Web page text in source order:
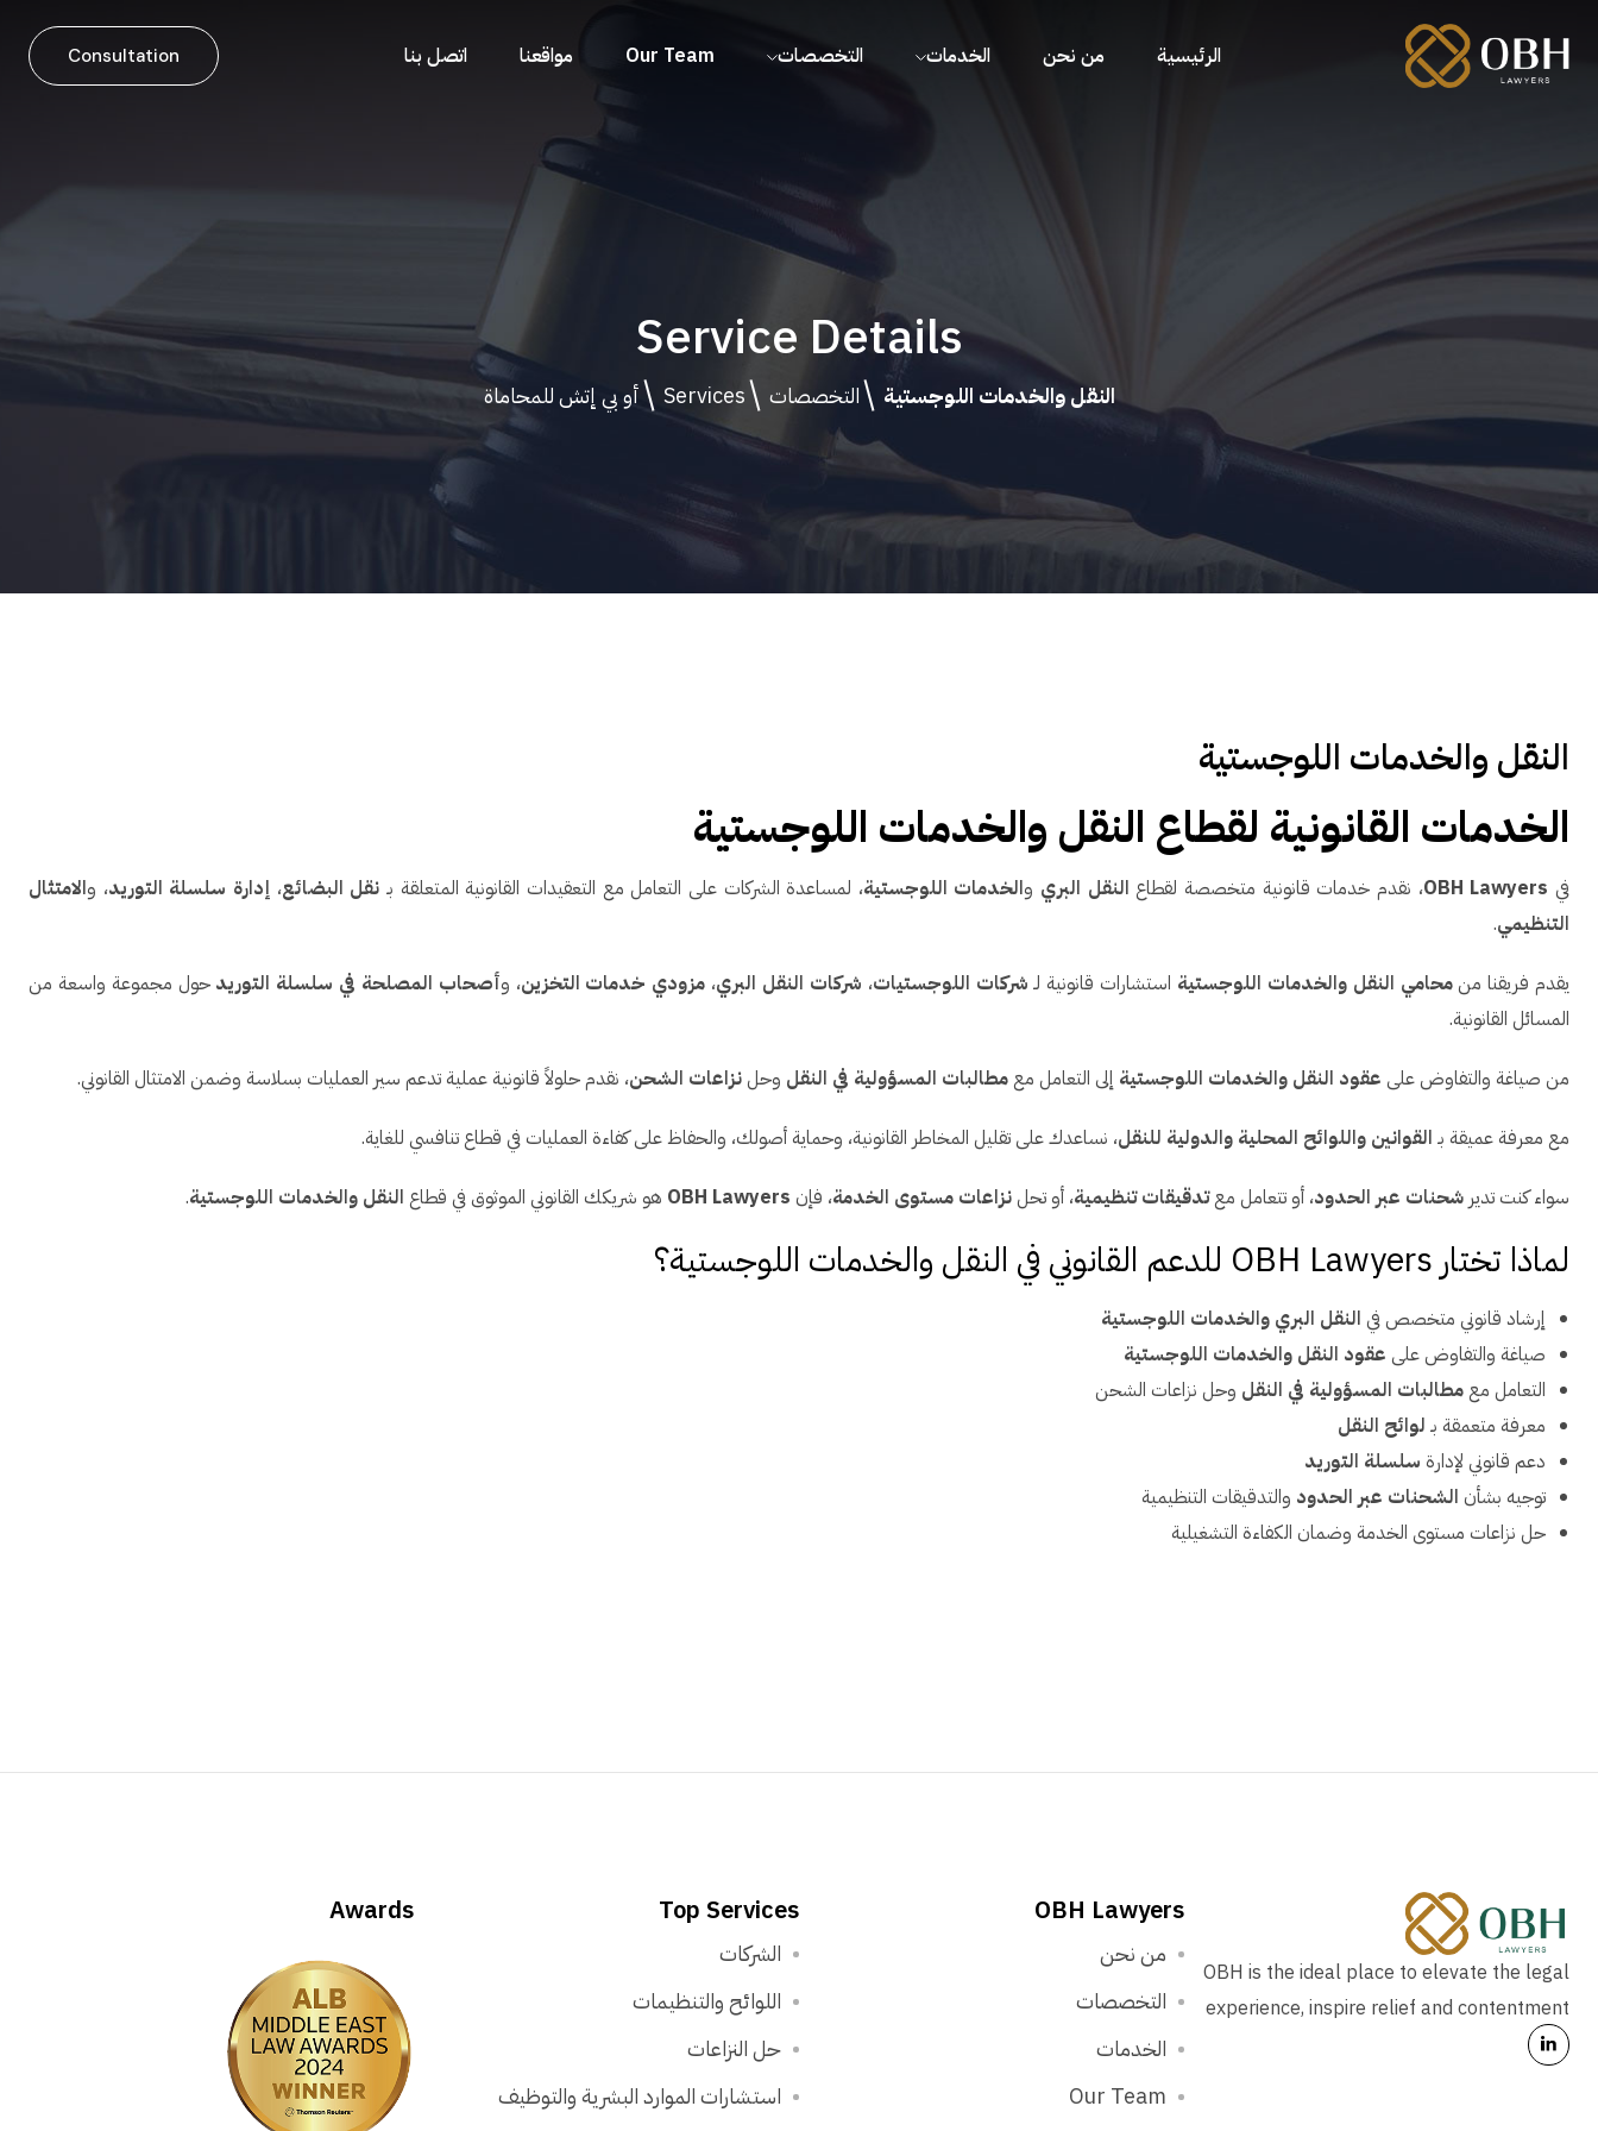
الرئيسية من نحن الخدمات التخصصات Our Team مواقعنا اتصل بنا Consultation
Service Details
النقل والخدمات اللوجستية التخصصات Services أو بي إتش للمحاماة
النقل والخدمات اللوجستية
الخدمات القانونية لقطاع النقل والخدمات اللوجستية
في OBH Lawyers، نقدم خدمات قانونية متخصصة لقطاع النقل البري والخدمات اللوجستية، لمساعدة الشركات على التعامل مع التعقيدات القانونية المتعلقة بـ نقل البضائع،إدارة سلسلة التوريد، والامتثال
التنظيمي.
يقدم فريقنا منمحامي النقل والخدمات اللوجستية استشارات قانونية لـ شركات اللوجستيات، شركات النقل البري، مزودي خدمات التخزين، وأصحاب المصلحة في سلسلة التوريد حول مجموعة واسعة من
المسائل القانونية.
من صياغة والتفاوض على عقود النقل والخدمات اللوجستية إلى التعامل معمطالبات المسؤولية في النقل وحل نزاعات الشحن، نقدم حلولاً قانونية عملية تدعم سير العمليات بسلاسة وضمن الامتثال القانوني.
مع معرفة عميقة بـ القوانين واللوائح المحلية والدولية للنقل، نساعدك على تقليل المخاطر القانونية، وحماية أصولك، والحفاظ على كفاءة العمليات في قطاع تنافسي للغاية.
سواء كنت تدير شحنات عبر الحدود، أو تتعامل معتدقيقات تنظيمية، أو تحل نزاعات مستوى الخدمة، فإن OBH Lawyers هو شريكك القانوني الموثوق في قطاع النقل والخدمات اللوجستية.
لماذا تختار OBH Lawyers للدعم القانوني في النقل والخدمات اللوجستية؟
إرشاد قانوني متخصص في النقل البري والخدمات اللوجستية
صياغة والتفاوض على عقود النقل والخدمات اللوجستية
التعامل معمطالبات المسؤولية في النقل وحل نزاعات الشحن
معرفة متعمقة بـ لوائح النقل
دعم قانوني لإدارة سلسلة التوريد
توجيه بشأن الشحنات عبر الحدود والتدقيقات التنظيمية
حل نزاعات مستوى الخدمة وضمان الكفاءة التشغيلية
OBH is the ideal place to elevate the legal
experience, inspire relief and contentment
OBH Lawyers
من نحن
التخصصات
الخدمات
Our Team
Top Services
الشركات
اللوائح والتنظيمات
حل النزاعات
استشارات الموارد البشرية والتوظيف
Awards